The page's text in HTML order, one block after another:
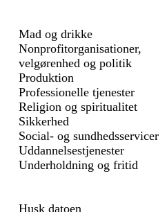
Mad og drikke
Nonprofitorganisationer,
velgørenhed og politik
Produktion
Professionelle tjenester
Religion og spiritualitet
Sikkerhed
Social- og sundhedsservicer
Uddannelsestjenester
Underholdning og fritid
Husk datoen